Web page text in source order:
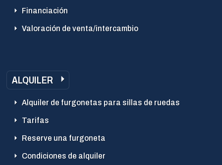
Financiación
Valoración de venta/intercambio
ALQUILER
Alquiler de furgonetas para sillas de ruedas
Tarifas
Reserve una furgoneta
Condiciones de alquiler